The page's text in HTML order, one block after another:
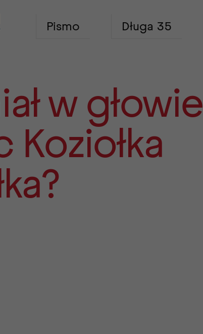
Pismo Długa 35
w głowie